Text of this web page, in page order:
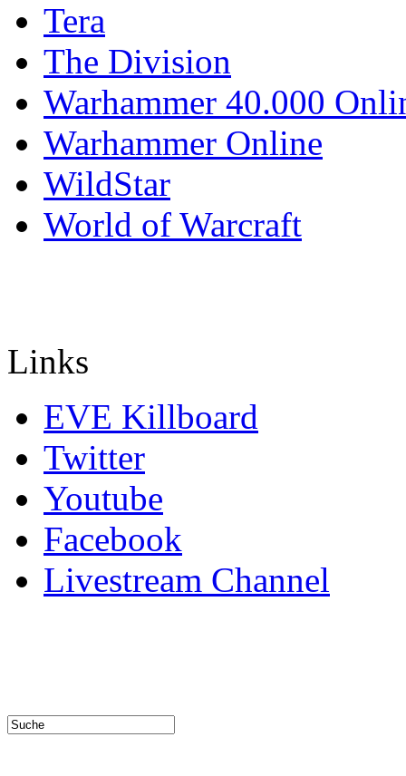
Tera
The Division
Warhammer 40.000
Warhammer Online
WildStar
World of Warcraft
Links
EVE Killboard
Twitter
Youtube
Facebook
Livestream Channel